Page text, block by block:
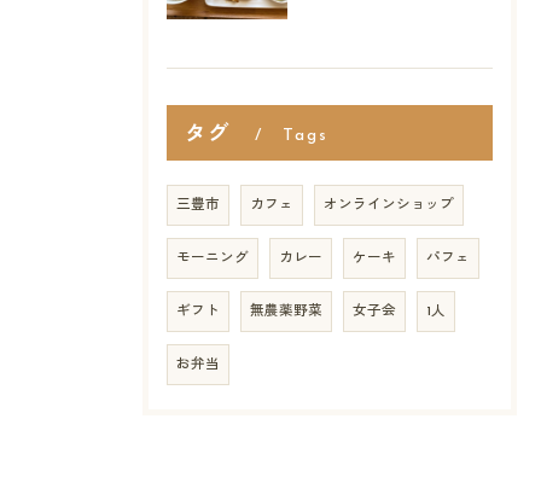
タグ Tags
三豊市 カフェ オンラインショップ
モーニング カレー ケーキ パフェ
ギフト 無農薬野菜 女子会 1人
お弁当